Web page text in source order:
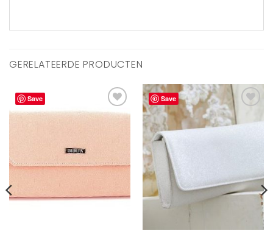
GERELATEERDE PRODUCTEN
Save
Aan
Save
Aan
verlanglijst